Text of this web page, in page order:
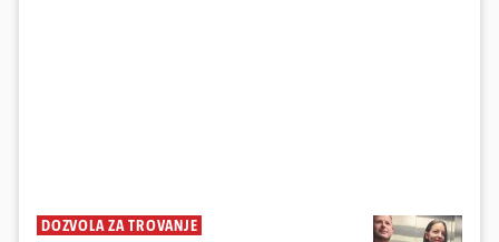
DOZVOLA ZA TROVANJE